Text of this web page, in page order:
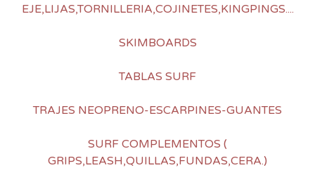
EJE,LIJAS,TORNILLERIA,COJINETES,KINGPINGS....
SKIMBOARDS
TABLAS SURF
TRAJES NEOPRENO-ESCARPINES-GUANTES
SURF COMPLEMENTOS (
GRIPS,LEASH,QUILLAS,FUNDAS,CERA.)